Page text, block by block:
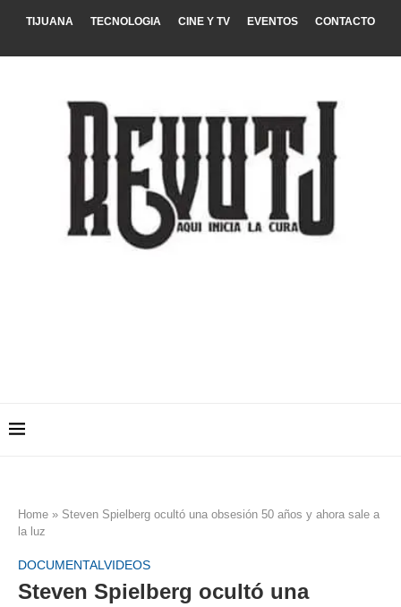
TIJUANA TECNOLOGIA CINE Y TV EVENTOS CONTACTO
Home » Steven Spielberg ocultó una obsesión 50 años y ahora sale a
la luz
DOCUMENTALVIDEOS
Steven Spielberg ocultó una